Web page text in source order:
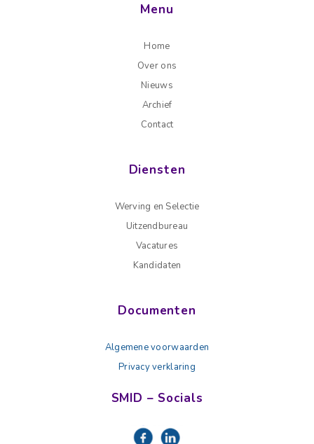
Menu
Home
Over ons
Nieuws
Archief
Contact
Diensten
Werving en Selectie
Uitzendbureau
Vacatures
Kandidaten
Documenten
Algemene voorwaarden
Privacy verklaring
SMID – Socials